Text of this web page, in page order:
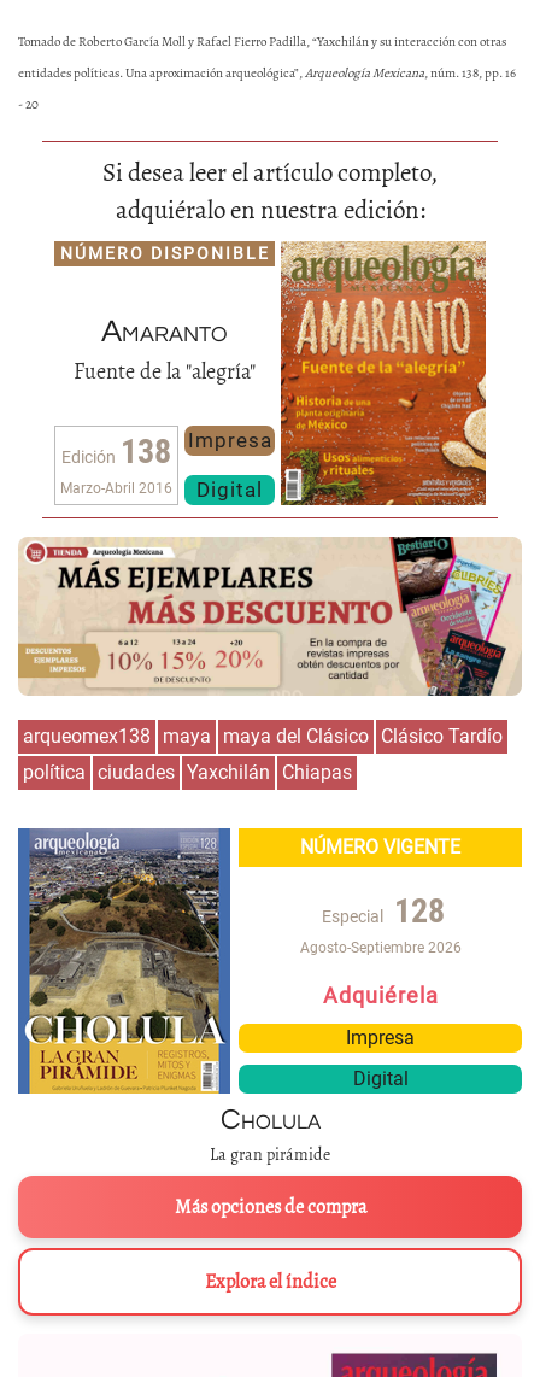
Tomado de Roberto García Moll y Rafael Fierro Padilla, “Yaxchilán y su interacción con otras
entidades políticas. Una aproximación arqueológica”,Arqueología Mexicana, núm. 138, pp. 16
- 20
Si desea leer el artículo completo,
adquiéralo en nuestra edición:
NÚMERO DISPONIBLE
Amaranto
Fuente de la "alegría"
Edición 138
Marzo-Abril 2016
Impresa
Digital
arqueomex138 maya maya del Clásico Clásico Tardío
política ciudades Yaxchilán Chiapas
NÚMERO VIGENTE
Especial 128
Agosto-Septiembre 2026
Adquiérela
Impresa
Digital
Cholula
La gran pirámide
Más opciones de compra
Explora el índice